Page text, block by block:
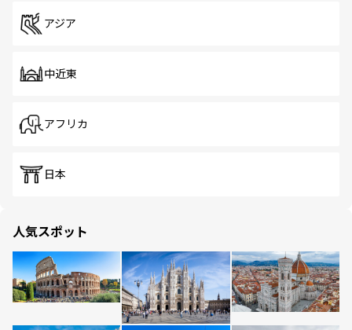
アジア
中近東
アフリカ
日本
人気スポット